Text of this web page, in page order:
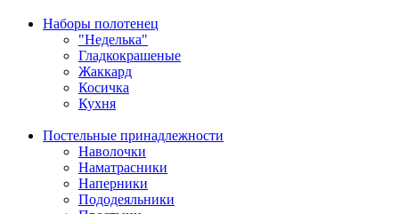
Наборы полотенец
"Неделька"
Гладкокрашеные
Жаккард
Косичка
Кухня
Постельные принадлежности
Наволочки
Наматрасники
Наперники
Пододеяльники